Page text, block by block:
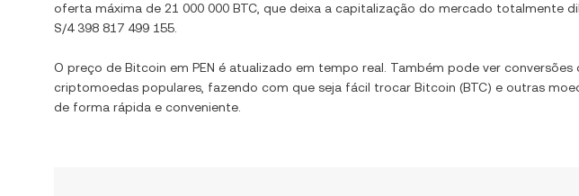
oferta máxima de 21 000 000 BTC , que deixa a capitalização do mercado totalmente
S/4 398 817 499 155
O preço de Bitcoin em PEN é atualizado em tempo real. Também pode ver conversões
criptomoedas populares, fazendo com que seja fácil trocar Bitcoin (BTC) e outras
de forma rápida e conveniente.